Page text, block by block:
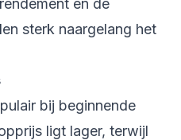
en de
sterk naargelang het
bij beginnende
ligt lager, terwijl